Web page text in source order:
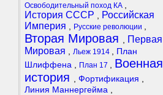
Освободительный поход КА
История СССР
Российская
Империя
Русские революции
Вторая Мировая
Первая
Мировая
Льеж 1914
План
Шлиффена
План 17
Военная
история
Фортификация
Линия Маннергейма